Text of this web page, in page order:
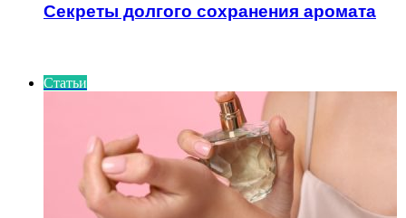
Секреты долгого сохранения аромата
Статьи